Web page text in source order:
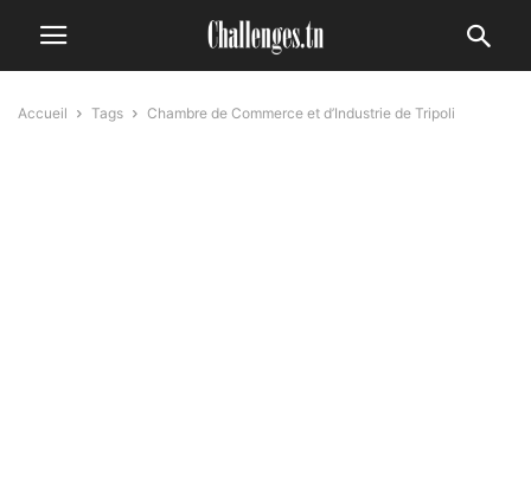
Accueil Tags Chambre de Commerce et d’Industrie de Tripoli